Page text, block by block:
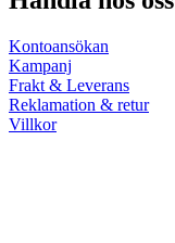
Kontoansökan
Kampanj
Frakt & Leverans
Reklamation & retur
Villkor